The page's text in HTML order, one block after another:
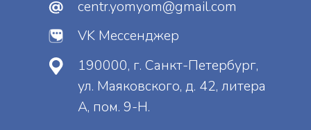
Нажимая на кнопку, вы даетесогласиена
обработку персональных данных и
соглашаетесь c политикой